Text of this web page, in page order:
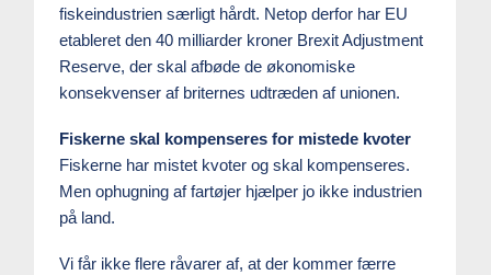
fiskeindustrien særligt hårdt. Netop derfor har EU
etableret den 40 milliarder kroner Brexit Adjustment
Reserve, der skal afbøde de økonomiske
konsekvenser af briternes udtræden af unionen.
Fiskerne skal kompenseres for mistede kvoter
Fiskerne har mistet kvoter og skal kompenseres.
Men ophugning af fartøjer hjælper jo ikke industrien
på land.
Vi får ikke flere råvarer af, at der kommer færre